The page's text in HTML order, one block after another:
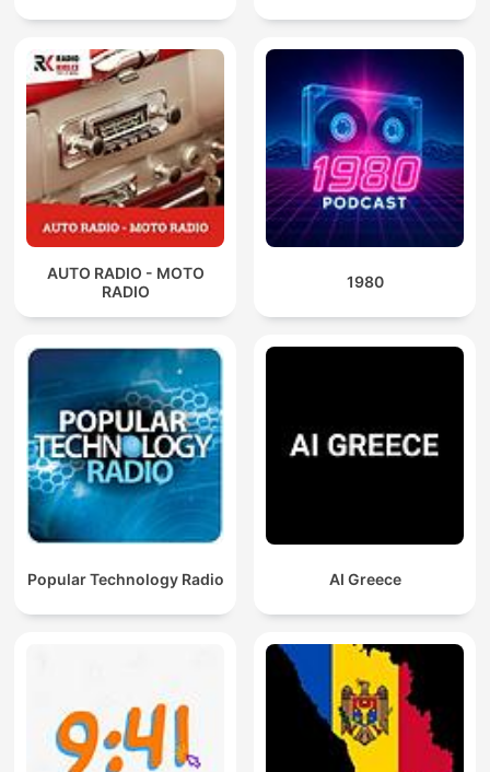
AUTO RADIO - MOTO
RADIO
1980
Popular Technology Radio AI Greece